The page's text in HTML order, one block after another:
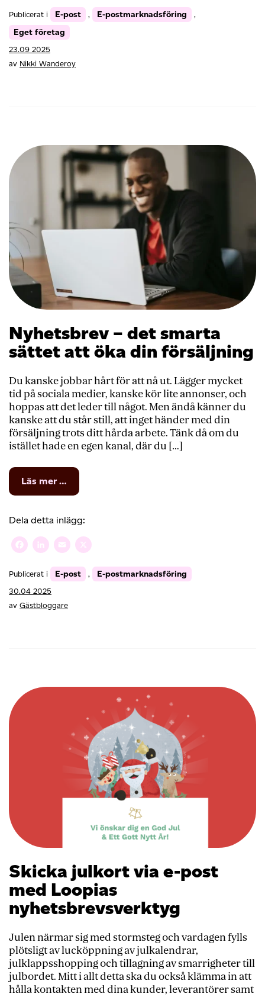
kundrelationerna
Publicerat i E-post , E-postmarknadsföring ,
Eget företag
23.09 2025
av Nikki Wanderoy
Nyhetsbrev – det smarta
sättet att öka din försäljning
Du kanske jobbar hårt för att nå ut. Lägger mycket
tid på sociala medier, kanske kör lite annonser, och
hoppas att det leder till något. Men ändå känner du
kanske att du står still, att inget händer med din
försäljning trots ditt hårda arbete. Tänk då om du
istället hade en egen kanal, där du […]
Läs mer …
Nyhetsbrev
det
smarta
sättet
att
din
Dela detta inlägg:
Facebook
LinkedIn
Email
Publicerat i E-post , E-postmarknadsföring
30.04 2025
av Gästbloggare
Skicka julkort via e-post
med Loopias
nyhetsbrevsverktyg
Julen närmar sig med stormsteg och vardagen fylls
plötsligt av lucköppning av julkalendrar,
julklappsshopping och tillagning av smarrigheter till
julbordet. Mitt i allt detta ska du också klämma in att
hålla kontakten med dina kunder, leverantörer samt